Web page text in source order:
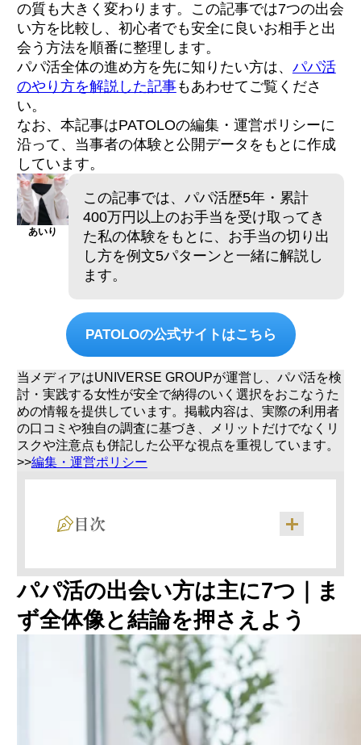
の質も大きく変わります。この記事では7つの出会
い方を比較し、初心者でも安全に良いお相手と出
会う方法を順番に整理します。
パパ活全体の進め方を先に知りたい方は、 パパ活
のやり方を解説した記事もあわせてご覧くださ
い。
なお、本記事はPATOLOの編集・運営ポリシーに
沿って、当事者の体験と公開データをもとに作成
しています。
あいり
この記事では、パパ活歴5年・累計
400万円以上のお手当を受け取ってき
た私の体験をもとに、お手当の切り出
し方を例文5パターンと一緒に解説し
ます。
PATOLOの公式サイトはこちら
当メディアはUNIVERSE GROUPが運営し、パパ活を検
討・実践する女性が安全で納得のいく選択をおこなうた
めの情報を提供しています。掲載内容は、実際の利用者
の口コミや独自の調査に基づき、メリットだけでなくリ
スクや注意点も併記した公平な視点を重視しています。
>>編集・運営ポリシー
目次
パパ活の出会い方7種類を一覧で比較
実際にパパと出会えた手段ランキング
結論：初心者に最もおすすめは「パパ活専用
アプリ」
なぜ専用アプリが一番おすすめなのか
アプリで出会うまでの5ステップ
出会えるアプリの選び方3つのポイント
目的・年代別のおすすめアプリ
パパ活の出会い方は主に7つ｜ま
ず全体像と結論を押さえよう